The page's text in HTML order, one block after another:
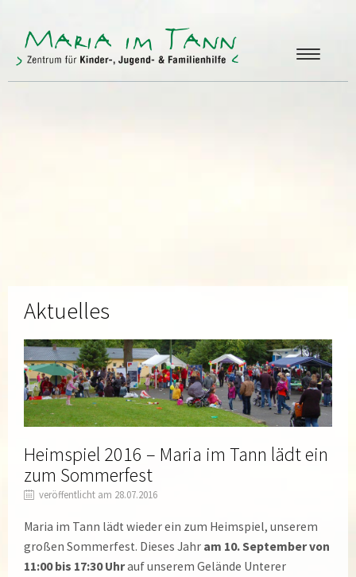
Aktuelles
Heimspiel 2016 – Maria im Tann lädt ein
zum Sommerfest
veröffentlicht am 28.07.2016
Maria im Tann lädt wieder ein zum Heimspiel, unserem
großen Sommerfest. Dieses Jahr am 10. September von
11:00 bis 17:30 Uhrauf unserem Gelände Unterer